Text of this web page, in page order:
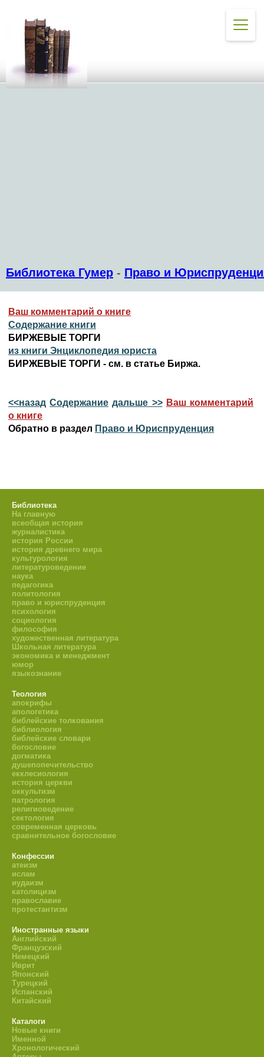
Библиотека Гумер - Право и
Ваш комментарий о книге
Содержание книги
БИРЖЕВЫЕ ТОРГИ
из книги Энциклопедия юриста
БИРЖЕВЫЕ ТОРГИ - см. в статье Биржа.
<<назад Содержание дальше >> Ваш комментарий
о книге
Обратно в раздел Право и Юриспруденция
Библиотека
На главную
всеобщая история
журналистика
история России
история древнего мира
культурология
литературоведение
наука
педагогика
политология
право и юриспруденция
психология
социология
философия
художественная литература
Школьная литература
экономика и менеджмент
юмор
языкознание
Теология
апокрифы
апологетика
библейские толкования
библиология
библейские словари
богословие
догматика
душепопечительство
екклесиология
история церкви
оккультизм
патрология
религиоведение
сектология
современная церковь
сравнительное богословие
Конфессии
атеизм
ислам
иудаизм
католицизм
православие
протестантизм
Иностранные языки
Английский
Французский
Немецкий
Иврит
Японский
Турецкий
Испанский
Китайский
Каталоги
Новые книги
Именной
Хронологический